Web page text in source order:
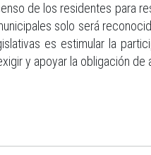
de los residentes para
solo será
es estimular la
y apoyar la obligación de